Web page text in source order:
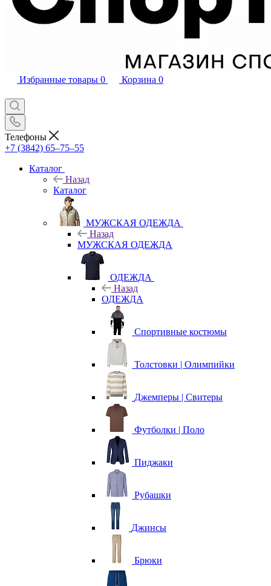
Избранные товары 0 Корзина 0
Телефоны
+7 (3842) 65–75–55
Каталог
Назад
Каталог
МУЖСКАЯ ОДЕЖДА
Назад
МУЖСКАЯ ОДЕЖДА
ОДЕЖДА
Назад
ОДЕЖДА
Спортивные костюмы
Толстовки | Олимпийки
Джемперы | Свитеры
Футболки | Поло
Пиджаки
Рубашки
Джинсы
Брюки